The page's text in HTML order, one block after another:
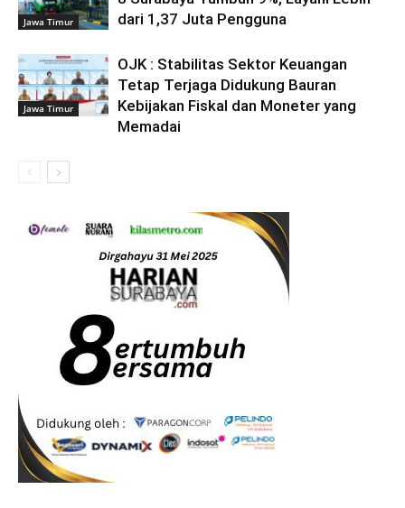
Jawa Timur
dari 1,37 Juta Pengguna
Jawa Timur
OJK : Stabilitas Sektor Keuangan
Tetap Terjaga Didukung Bauran
Kebijakan Fiskal dan Moneter yang
Memadai